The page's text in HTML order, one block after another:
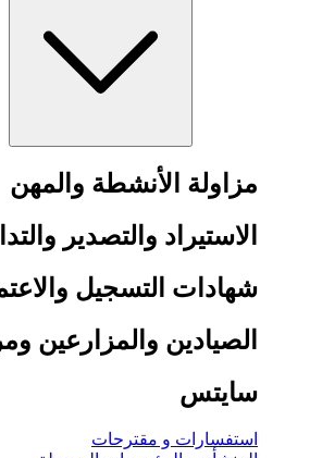
مزاولة الأنشطة والمهن
الاستيراد والتصدير
شهادات التسجيل
الصيادين والمزارعين
سايتس
استفسارات و مقترحات